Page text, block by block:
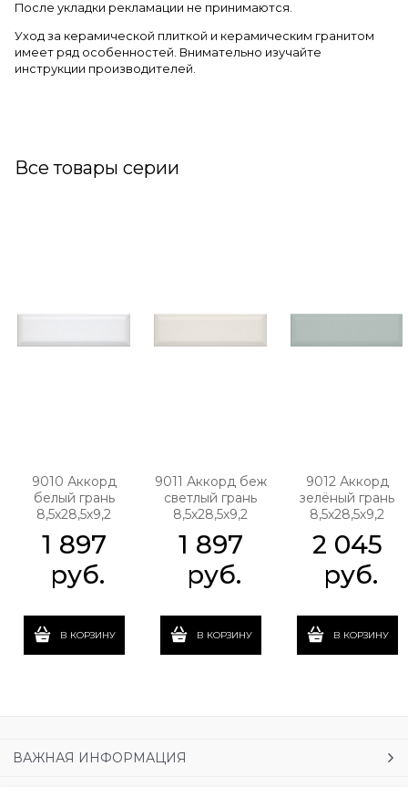
После укладки рекламации не принимаются.
Уход за керамической плиткой и керамическим гранитом
имеет ряд особенностей. Внимательно изучайте
инструкции производителей.
Все товары серии
9010 Аккорд
белый грань
8,5х28,5х9,2
1 897
руб.
В КОРЗИНУ
9011 Аккорд беж
светлый грань
8,5х28,5х9,2
1 897
руб.
В КОРЗИНУ
9012 Аккорд
зелёный грань
8,5х28,5х9,2
2 045
руб.
В КОРЗИНУ
ВАЖНАЯ ИНФОРМАЦИЯ